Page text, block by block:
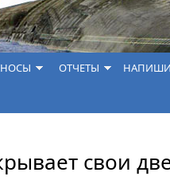
ОТЧЕТЫ
свои